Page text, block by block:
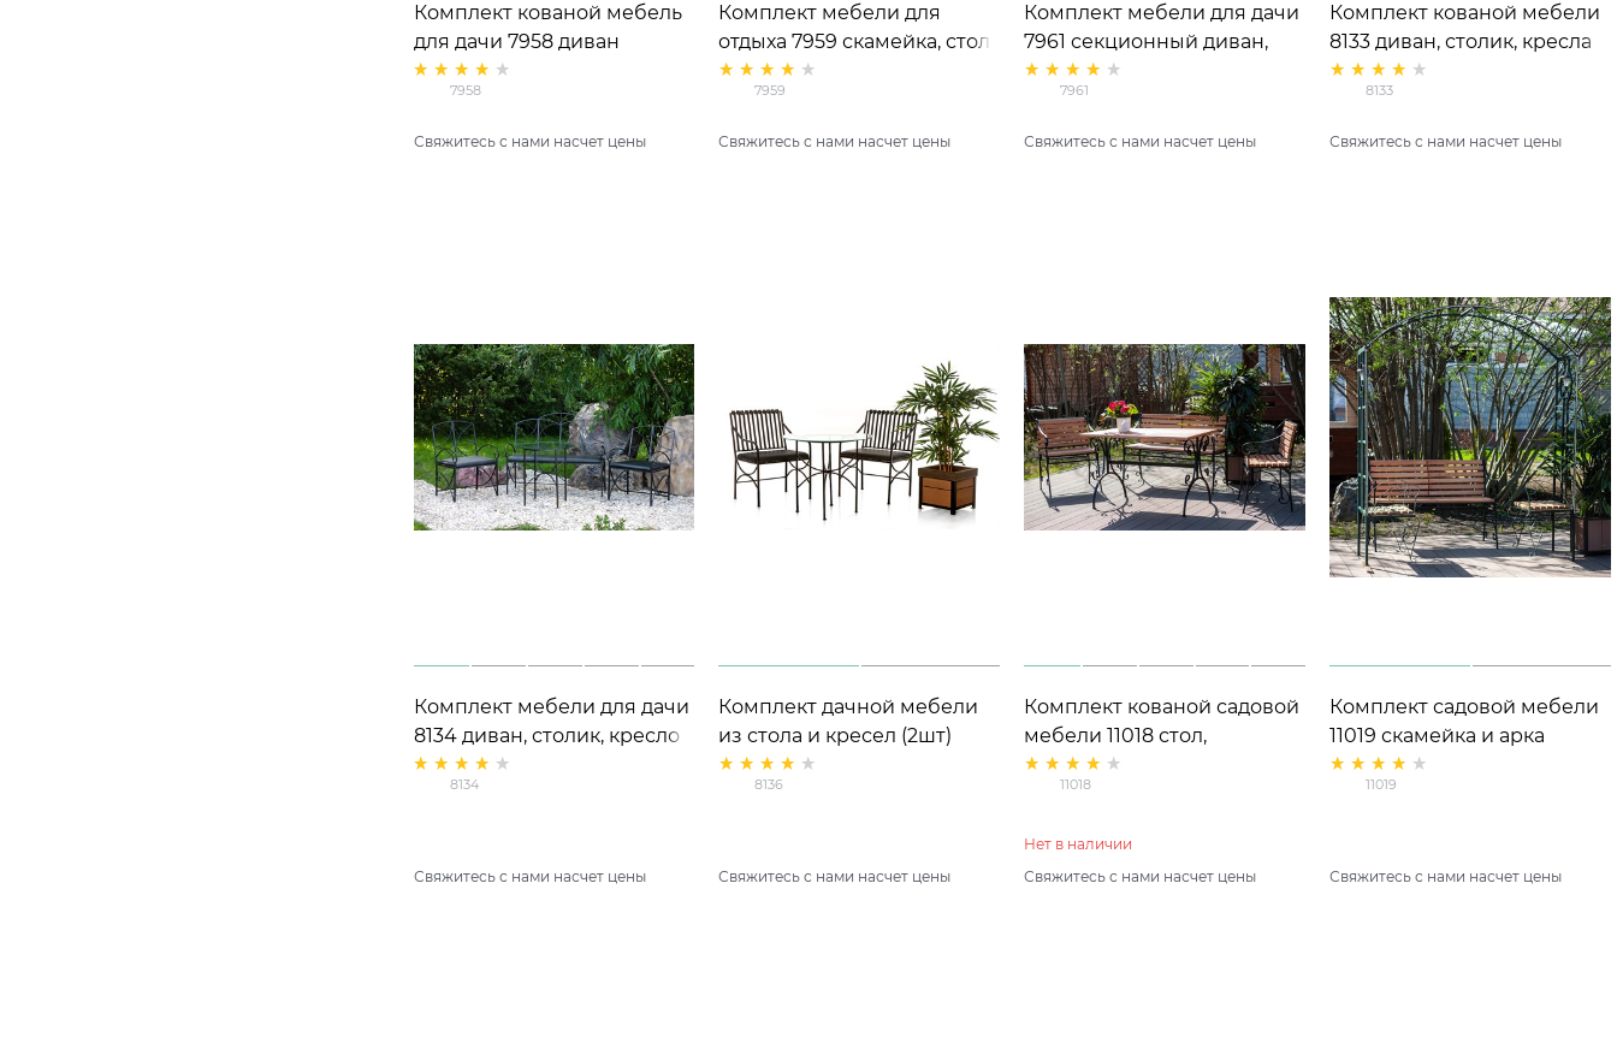
Комплект кованой мебель
для дачи 7958 диван
секционный (2шт), стол,
садовый камин, урна (2 шт)
7958
Свяжитесь с нами насчет цены
Комплект мебели для
отдыха 7959 скамейка, стол,
уличный камин и урна
(2шт)7959
Свяжитесь с нами насчет цены
Комплект мебели для дачи
7961 секционный диван,
уличный камин, урна (2шт)
7961
Свяжитесь с нами насчет цены
Комплект кованой мебели
8133 диван, столик, кресла
(2 шт)
8133
Свяжитесь с нами насчет цены
Комплект мебели для дачи
8134 диван, столик, кресло
(2 шт)
8134
Свяжитесь с нами насчет цены
Комплект дачной мебели
из стола и кресел (2шт)
арт.8136
8136
Свяжитесь с нами насчет цены
Комплект кованой садовой
мебели 11018 стол,
скамейка, кресло (2 шт)
11018
Нет в наличии
Свяжитесь с нами насчет цены
Комплект садовой мебели
11019 скамейка и арка
11019
Свяжитесь с нами насчет цены